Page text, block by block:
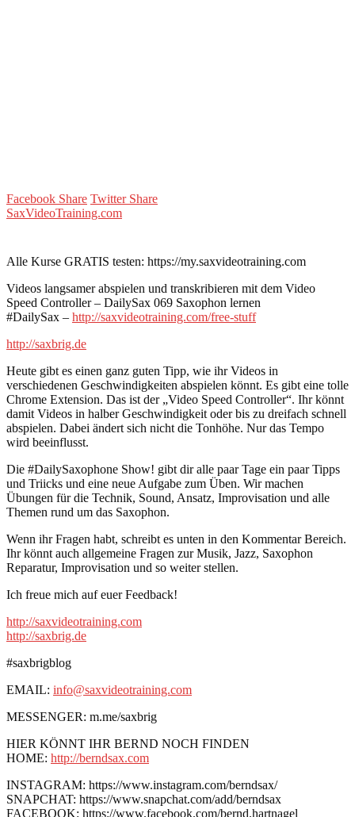
Facebook Share Twitter Share
SaxVideoTraining.com
Alle Kurse GRATIS testen: https://my.saxvideotraining.com
Videos langsamer abspielen und transkribieren mit dem Video
Speed Controller – DailySax 069 Saxophon lernen
#DailySax – http://saxvideotraining.com/free-stuff
http://saxbrig.de
Heute gibt es einen ganz guten Tipp, wie ihr Videos in
verschiedenen Geschwindigkeiten abspielen könnt. Es gibt eine tolle
Chrome Extension. Das ist der „Video Speed Controller“. Ihr könnt
damit Videos in halber Geschwindigkeit oder bis zu dreifach schnell
abspielen. Dabei ändert sich nicht die Tonhöhe. Nur das Tempo
wird beeinflusst.
Die #DailySaxophone Show! gibt dir alle paar Tage ein paar Tipps
und Triicks und eine neue Aufgabe zum Üben. Wir machen
Übungen für die Technik, Sound, Ansatz, Improvisation und alle
Themen rund um das Saxophon.
Wenn ihr Fragen habt, schreibt es unten in den Kommentar Bereich.
Ihr könnt auch allgemeine Fragen zur Musik, Jazz, Saxophon
Reparatur, Improvisation und so weiter stellen.
Ich freue mich auf euer Feedback!
http://saxvideotraining.com
http://saxbrig.de
#saxbrigblog
EMAIL: info@saxvideotraining.com
MESSENGER: m.me/saxbrig
HIER KÖNNT IHR BERND NOCH FINDEN
HOME: http://berndsax.com
INSTAGRAM: https://www.instagram.com/berndsax/
SNAPCHAT: https://www.snapchat.com/add/berndsax
FACEBOOK: https://www.facebook.com/bernd.hartnagel